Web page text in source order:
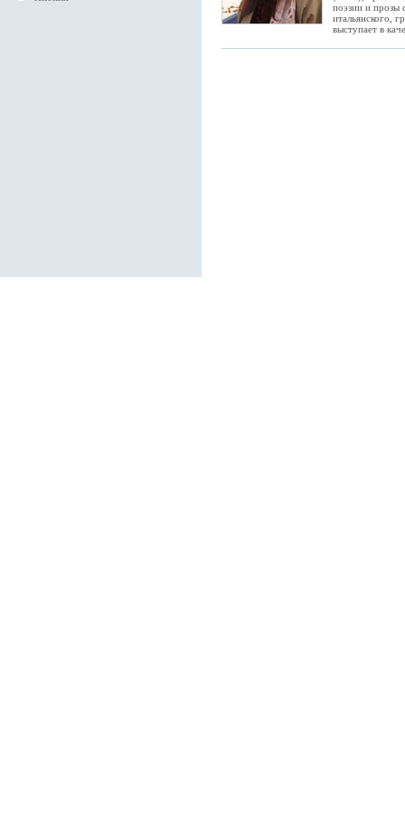
поэзии и прозы
итальянского,
выступает в